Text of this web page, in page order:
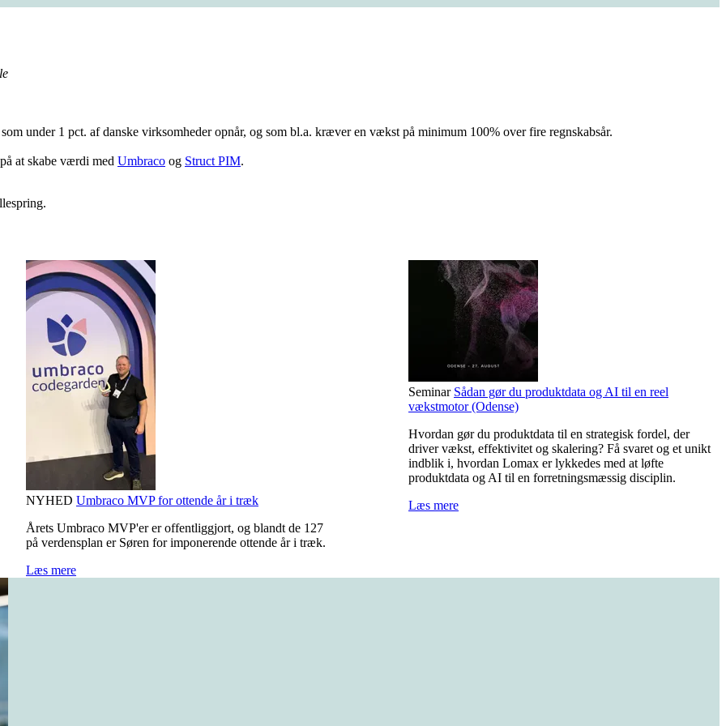
under 1 pct. af danske virksomheder opnår, og som bl.a. kræver en vækst på minimum 100% over fire regnskabsår.
at skabe værdi med Umbraco og Struct PIM.
NYHED Umbraco MVP for ottende år i træk
Årets Umbraco MVP'er er offentliggjort, og blandt de 127
på verdensplan er Søren for imponerende ottende år i træk.
Læs mere
Seminar Sådan gør du produktdata og AI til en reel
vækstmotor (Odense)
Hvordan gør du produktdata til en strategisk fordel, der
driver vækst, effektivitet og skalering? Få svaret og et unikt
indblik i, hvordan Lomax er lykkedes med at løfte
produktdata og AI til en forretningsmæssig disciplin.
Læs mere